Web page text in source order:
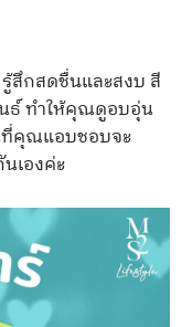
สึกสดชื่นและสงบ สี
ธ์ ทำให้คุณดูอบอุ่น
ที่คุณแอบชอบจะ
เองค่ะ